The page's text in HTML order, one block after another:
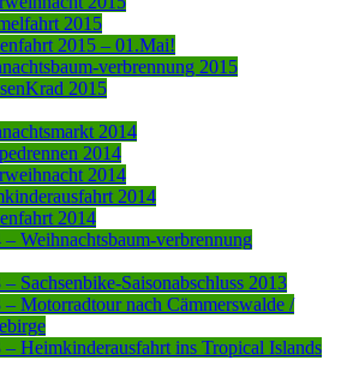
2015
2015 – 01.Mai!
verbrennung 2015
2015
2014
2014
2014
2014
2014
– Weihnachtsbaum-verbrennung
– Sachsenbike-Saisonabschluss 2013
– Motorradtour nach Cämmerswalde /
– Heimkinderausfahrt ins Tropical Islands